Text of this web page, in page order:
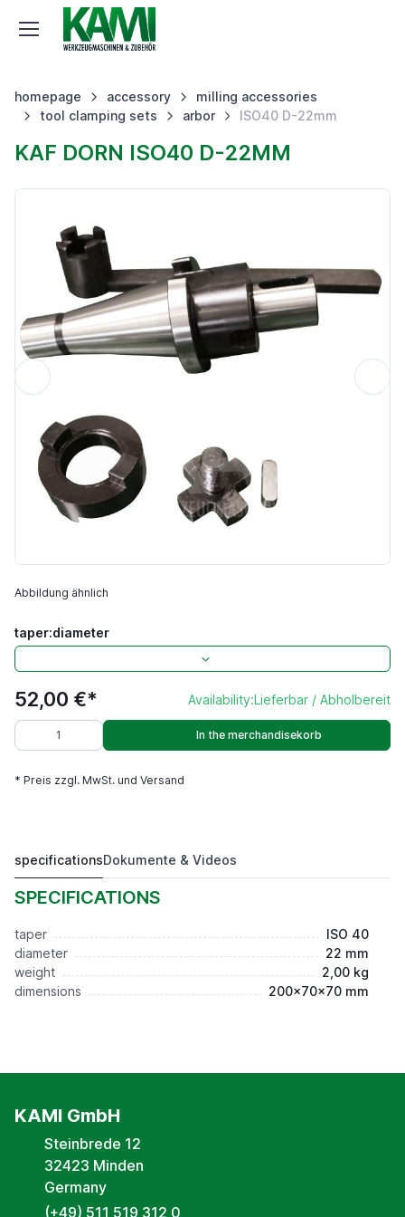
homepage accessory
milling accessories
tool clamping sets
arbor ISO40 D-22mm
KAF DORN ISO40 D-22MM
Abbildung ähnlich
taper:diameter
52,00 €* Availability:Lieferbar / Abholbereit
In the merchandisekorb
* Preis zzgl. MwSt. und Versand
ISO40 D-22mm
52,00 €*
specificationsDokumente & Videos
SPECIFICATIONS
taper
ISO 40
diameter
22 mm
weight
2,00 kg
dimensions
200x70x70 mm
KAMI GmbH
Steinbrede 12
32423 Minden
Germany
(+49) 511 519 312 0